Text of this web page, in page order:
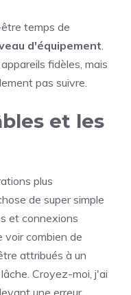
temps de
d'équipement.
fidèles, mais
pas suivre.
et les
plus
de super simple
et connexions
voir combien de
attribués à un
Croyez-moi, j'ai